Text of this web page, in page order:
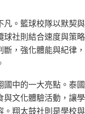
凡。籃球校隊以默契
球社則結合速度與策
斷，強化體能與紀律
國中的一大亮點。泰
與文化體驗活動，讓
。翔太鼓社則是學校